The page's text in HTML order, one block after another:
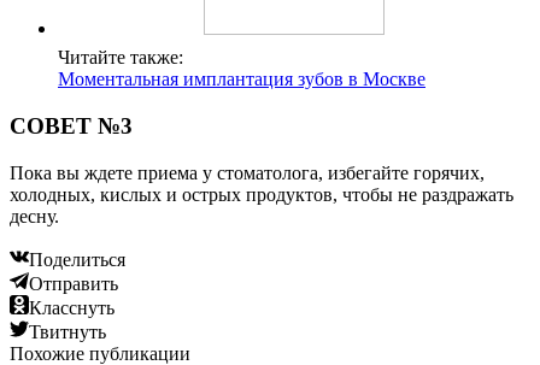
Читайте также:
Моментальная имплантация зубов в Москве
СОВЕТ №3
Пока вы ждете приема у стоматолога, избегайте горячих,
холодных, кислых и острых продуктов, чтобы не раздражать
десну.
Поделиться
Отправить
Класснуть
Твитнуть
Похожие публикации